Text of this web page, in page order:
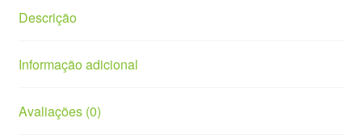
Descrição
Informação adicional
Avaliações (0)